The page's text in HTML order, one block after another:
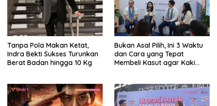
Tanpa Pola Makan Ketat,
Indra Bekti Sukses Turunkan
Berat Badan hingga 10 Kg
Bukan Asal Pilih, Ini 3 Waktu
dan Cara yang Tepat
Membeli Kasut agar Kaki